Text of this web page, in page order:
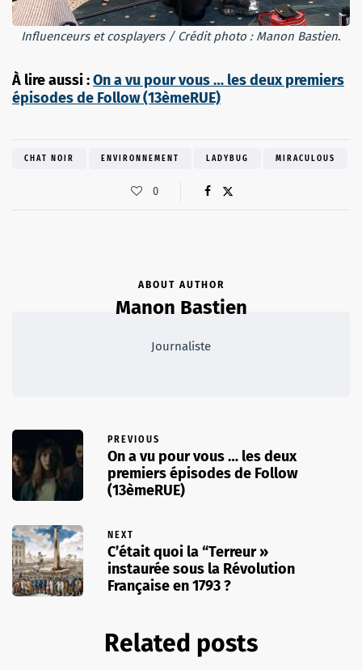
Influenceurs et cosplayers / Crédit photo : Manon Bastien.
À lire aussi :On a vu pour vous … les deux premiers
épisodes de Follow (13èmeRUE)
CHAT NOIR ENVIRONNEMENT LADYBUG MIRACULOUS
0
ABOUT AUTHOR
Manon Bastien
Journaliste
PREVIOUS
On a vu pour vous … les deux
premiers épisodes de Follow
(13èmeRUE)
NEXT
C’était quoi la “Terreur »
instaurée sous la Révolution
Française en 1793 ?
Related posts